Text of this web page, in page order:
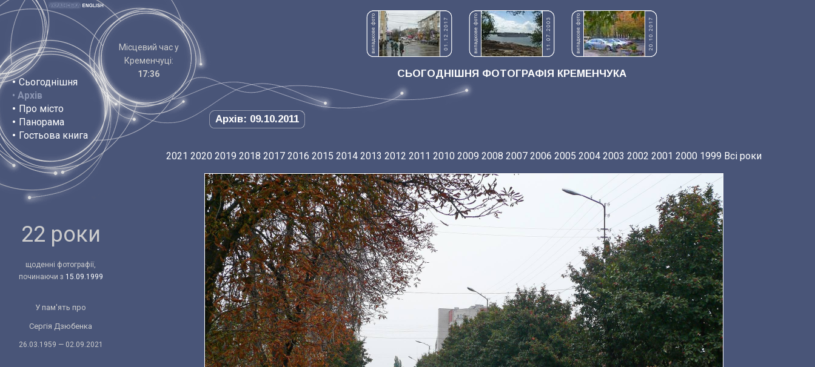
• Сьогоднішня
• Архів
• Про місто
• Панорама
• Гостьова книга
Місцевий час у
Кременчуці:
17:36
СЬОГОДНІШНЯ ФОТОГРАФІЯ КРЕМЕНЧУКА
Архів: 09.10.2011
22 роки
щоденні фотографії,
починаючи з 15.09.1999
У пам'ять про
Сергія Дзюбенка
26.03.1959 — 02.09.2021
2021 2020 2019 2018 2017 2016 2015 2014 2013 2012 2011 2010 2009 2008 2007 2006 2005 2004 2003 2002 2001 2000 1999 Всі роки